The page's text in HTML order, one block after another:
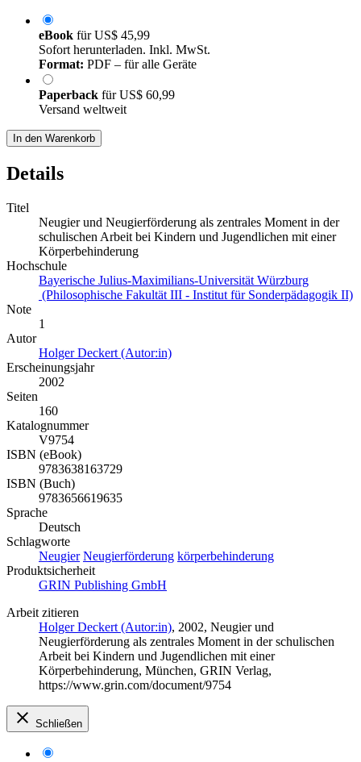
eBook fürUS$ 45,99
Sofort herunterladen. Inkl. MwSt.
Format: PDF – für alle Geräte
Paperback fürUS$ 60,99
Versand weltweit
In den Warenkorb
Details
Titel
Neugier und Neugierförderung als zentrales Moment in der
schulischen Arbeit bei Kindern und Jugendlichen mit einer
Körperbehinderung
Hochschule
Bayerische Julius-Maximilians-Universität Würzburg
(Philosophische Fakultät III - Institut für Sonderpädagogik II)
Note
1
Autor
Holger Deckert (Autor:in)
Erscheinungsjahr
2002
Seiten
160
Katalognummer
V9754
ISBN (eBook)
9783638163729
ISBN (Buch)
9783656619635
Sprache
Deutsch
Schlagworte
Neugier Neugierförderung körperbehinderung
Produktsicherheit
GRIN Publishing GmbH
Arbeit zitieren
Holger Deckert (Autor:in), 2002, Neugier und
Neugierförderung als zentrales Moment in der schulischen
Arbeit bei Kindern und Jugendlichen mit einer
Körperbehinderung, München, GRIN Verlag,
https://www.grin.com/document/9754
Schließen